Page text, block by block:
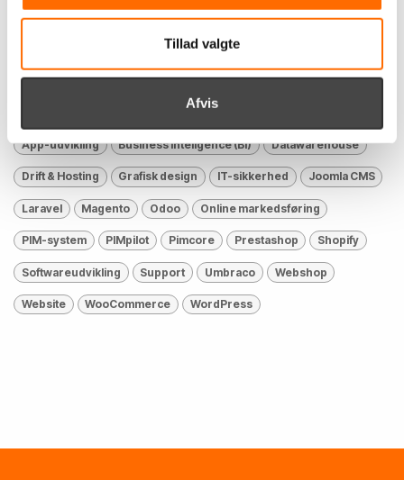
Tillad valgte
Afvis
Brancher
App-udvikling Business Inteligence (BI) Datawarehouse
Drift & Hosting Grafisk design IT-sikkerhed Joomla CMS
Laravel Magento Odoo Online markedsføring
PIM-system PIMpilot Pimcore Prestashop Shopify
Softwareudvikling Support Umbraco Webshop
Website WooCommerce WordPress